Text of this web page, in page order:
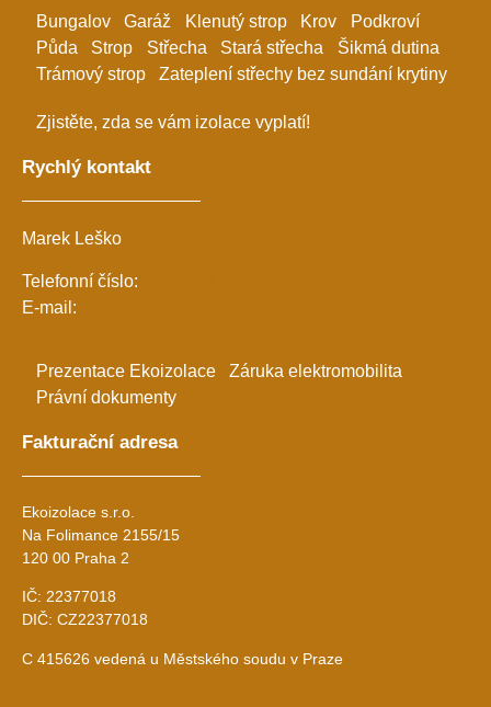
Bungalov Garáž Klenutý strop Krov
Podkroví
Půda
Strop Střecha Stará střecha
Šikmá dutina
Trámový strop
Zateplení střechy bez sundání krytiny
Zjistěte, zda se vám izolace vyplatí!
Rychlý kontakt
Marek Leško
Telefonní číslo:
E-mail:
Prezentace Ekoizolace
Záruka elektromobilita
Právní dokumenty
Fakturační adresa
Ekoizolace s.r.o.
Na Folimance 2155/15
120 00 Praha 2
IČ: 22377018
DIČ: CZ22377018
C 415626 vedená u Městského soudu v Praze